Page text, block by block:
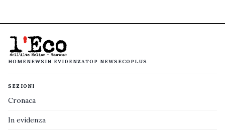
HOMENEWS IN EVIDENZATOP NEWS ECOPLUS
SEZIONI
Cronaca
In evidenza